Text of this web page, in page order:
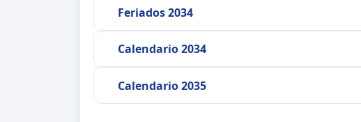
Feriados 2034
Calendario 2034
Calendario 2035